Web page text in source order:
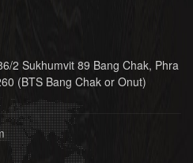
2 Sukhumvit 89 Bang Chak, Phra
(BTS Bang Chak or Onut)